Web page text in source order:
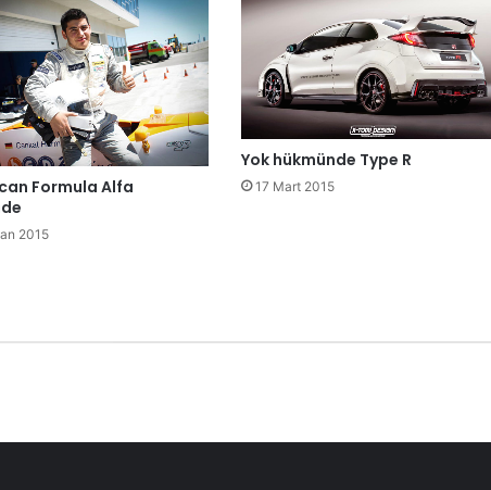
Formula Alfa
2015
Yok hükmünde Type R
17 Mart 2015